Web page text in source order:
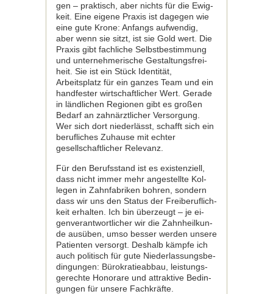
gen – praktisch, aber nichts für die Ewig­
keit. Eine eigene Praxis ist dagegen wie
eine gute Krone: Anfangs aufwendig,
aber wenn sie sitzt, ist sie Gold wert. Die
Praxis gibt fachliche Selbstbestimmung
und unternehmerische Gestaltungsfrei­
heit. Sie ist ein Stück Identität,
Arbeitsplatz für ein ganzes Team und ein
handfester wirtschaftlicher Wert. Gerade
in länd­lichen Regionen gibt es großen
Bedarf an zahnärztlicher Versorgung.
Wer sich dort niederlässt, schafft sich ein
berufli­ches Zuhause mit echter
gesellschaftlicher Relevanz.
Für den Berufsstand ist es existenziell,
dass nicht immer mehr angestellte Kol­
legen in Zahnfabriken bohren, sondern
dass wir uns den Status der Freiberuflich­
keit erhalten. Ich bin überzeugt – je ei­
genverantwortlicher wir die Zahnheilkun­
de ausüben, umso besser werden unsere
Patienten versorgt. Deshalb kämpfe ich
auch politisch für gute Niederlassungsbe­
dingungen: Bürokratieabbau, leistungs­
gerechte Honorare und attraktive Bedin­
gungen für unsere Fachkräfte.